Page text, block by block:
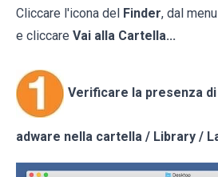
Cliccare l'icona del Finder, dal
e cliccare Vai alla Cartella...
Verificare la presenza
adware nella cartella / Library /